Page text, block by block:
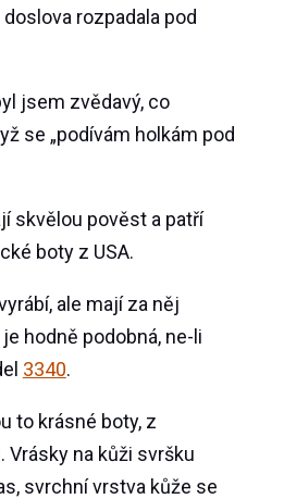
rozpadala pod
jsem zvědavý, co
se „podívám holkám pod
skvělou pověst a patří
boty z USA.
ale mají za něj
hodně podobná, ne-li
3340.
to krásné boty, z
Vrásky na kůži svršku
svrchní vrstva kůže se